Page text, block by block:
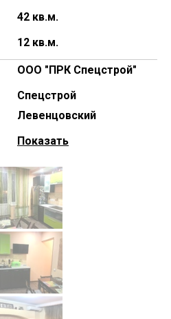
42 кв.м.
12 кв.м.
ООО "ПРК Спецстрой"
Спецстрой
Левенцовский
Показать